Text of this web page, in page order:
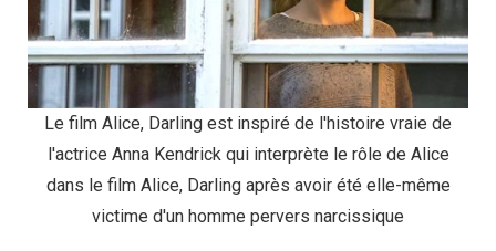
Le film Alice, Darling est inspiré de l'histoire vraie de
l'actrice Anna Kendrick qui interprète le rôle de Alice
dans le film Alice, Darling après avoir été elle-même
victime d'un homme pervers narcissique